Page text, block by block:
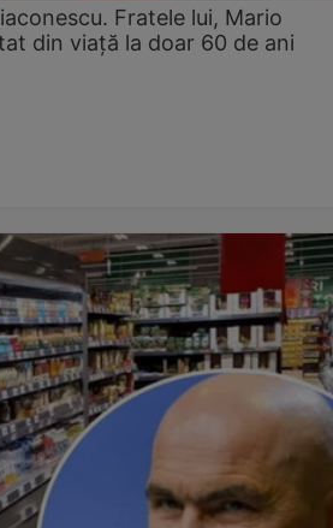
Fratele lui, Mario
din viață la doar 60 de ani